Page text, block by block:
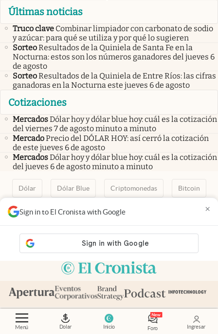
Menú Dolar Inicio Foro Ingresar
Sign in to El Cronista with Google ×
Últimas noticias
Truco clave Combinar limpiador con carbonato de sodio
y azúcar: para qué se utiliza y por qué lo sugieren
SorteoResultados de la Quiniela de Santa Fe en la
Nocturna: estos son los números ganadores del jueves 6
de agosto
SorteoResultados de la Quiniela de Entre Ríos: las cifras
ganadoras en la Nocturna este jueves 6 de agosto
Cotizaciones
MercadosDólar hoy y dólar blue hoy: cuál es la cotización
del viernes 7 de agosto minuto a minuto
MercadoPrecio del DÓLAR HOY: así cerró la cotización
de este jueves 6 de agosto
MercadosDólar hoy y dólar blue hoy: cuál es la cotización
del jueves 6 de agosto minuto a minuto
Dólar Dólar Blue Criptomonedas Bitcoin
Fintech
abre en nueva pestaña
abre en nueva pestaña
abre en nueva pestaña
abre en nueva pestaña
abre en nueva pestaña
Contacto Canales de WhatsApp Quiénes Somos